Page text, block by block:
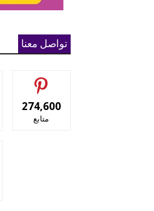
تواصل معنا
274,600
متابع